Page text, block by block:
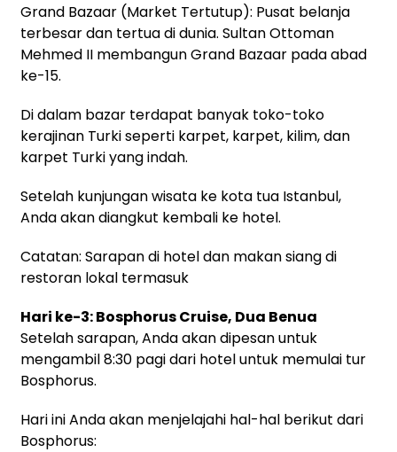
Grand Bazaar (Market Tertutup): Pusat belanja
terbesar dan tertua di dunia. Sultan Ottoman
Mehmed II membangun Grand Bazaar pada abad
ke-15.
Di dalam bazar terdapat banyak toko-toko
kerajinan Turki seperti karpet, karpet, kilim, dan
karpet Turki yang indah.
Setelah kunjungan wisata ke kota tua Istanbul,
Anda akan diangkut kembali ke hotel.
Catatan: Sarapan di hotel dan makan siang di
restoran lokal termasuk
Hari ke-3: Bosphorus Cruise, Dua Benua
Setelah sarapan, Anda akan dipesan untuk
mengambil 8:30 pagi dari hotel untuk memulai tur
Bosphorus.
Hari ini Anda akan menjelajahi hal-hal berikut dari
Bosphorus: